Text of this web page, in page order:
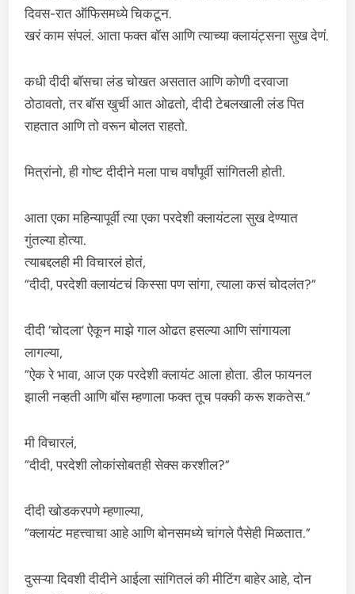
दिवस-रात ऑफिसमध्ये चिकटून.
खरं काम संपलं. आता फक्त बॉस आणि त्याच्या क्लायंट्सना सुख देणं.
कधी दीदी बॉसचा लंड चोखत असतात आणि कोणी दरवाजा
ठोठावतो, तर बॉस खुर्ची आत ओढतो, दीदी टेबलखाली लंड पित
राहतात आणि तो वरून बोलत राहतो.
मित्रांनो, ही गोष्ट दीदीने मला पाच वर्षांपूर्वी सांगितली होती.
आता एका महिन्यापूर्वी त्या एका परदेशी क्लायंटला सुख देण्यात
गुंतल्या होत्या.
त्याबद्दलही मी विचारलं होतं,
“दीदी, परदेशी क्लायंटचं किस्सा पण सांगा, त्याला कसं चोदलंत?”
दीदी ‘चोदला’ ऐकून माझे गाल ओढत हसल्या आणि सांगायला
लागल्या,
“ऐक रे भावा, आज एक परदेशी क्लायंट आला होता. डील फायनल
झाली नव्हती आणि बॉस म्हणाला फक्त तूच पक्की करू शकतेस.”
मी विचारलं,
“दीदी, परदेशी लोकांसोबतही सेक्स करशील?”
दीदी खोडकरपणे म्हणाल्या,
“क्लायंट महत्त्वाचा आहे आणि बोनसमध्ये चांगले पैसेही मिळतात.”
दुसऱ्या दिवशी दीदीने आईला सांगितलं की मीटिंग बाहेर आहे, दोन